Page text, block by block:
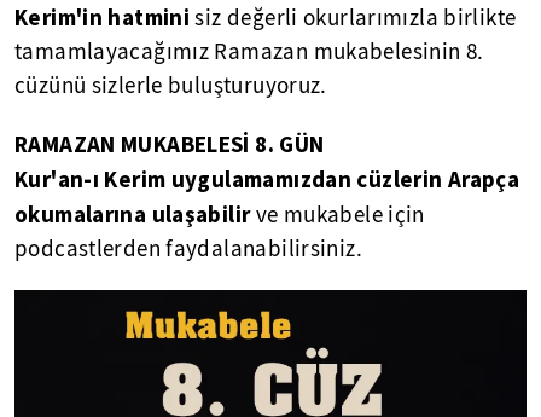
Kerim'in hatmini siz değerli okurlarımızla birlikte
tamamlayacağımız Ramazan mukabelesinin 8.
cüzünü sizlerle buluşturuyoruz.
RAMAZAN MUKABELESİ 8. GÜN
Kur'an-ı Kerim uygulamamızdan cüzlerin Arapça
okumalarına ulaşabilirve mukabele için
podcastlerden faydalanabilirsiniz.